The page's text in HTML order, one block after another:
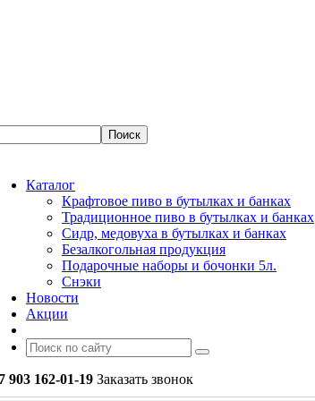
Каталог
Крафтовое пиво в бутылках и банках
Традиционное пиво в бутылках и банках
Сидр, медовуха в бутылках и банках
Безалкогольная продукция
Подарочные наборы и бочонки 5л.
Снэки
Новости
Акции
7 903 162-01-19 Заказать звонок